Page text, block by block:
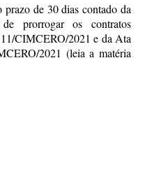
prazo de 30 dias contado da
prorrogar os contratos
CIMCERO/2021 e da Ata
2021 (leia a matéria